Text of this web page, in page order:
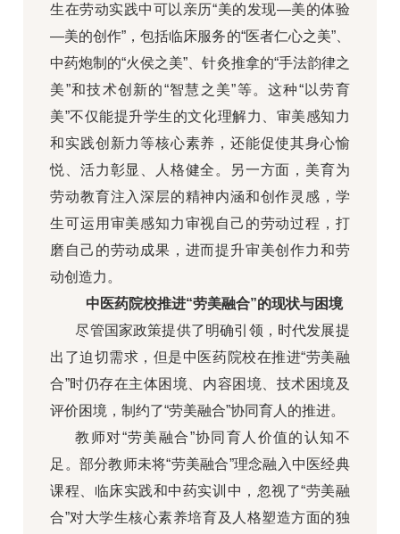
生在劳动实践中可以亲历“美的发现—美的体验
—美的创作”，包括临床服务的“医者仁心之美”、
中药炮制的“火侯之美”、针灸推拿的“手法韵律之
美”和技术创新的“智慧之美”等。这种“以劳育
美”不仅能提升学生的文化理解力、审美感知力
和实践创新力等核心素养，还能促使其身心愉
悦、活力彰显、人格健全。另一方面，美育为
劳动教育注入深层的精神内涵和创作灵感，学
生可运用审美感知力审视自己的劳动过程，打
磨自己的劳动成果，进而提升审美创作力和劳
动创造力。
中医药院校推进“劳美融合”的现状与困境
尽管国家政策提供了明确引领，时代发展提
出了迫切需求，但是中医药院校在推进“劳美融
合”时仍存在主体困境、内容困境、技术困境及
评价困境，制约了“劳美融合”协同育人的推进。
教师对“劳美融合”协同育人价值的认知不
足。部分教师未将“劳美融合”理念融入中医经典
课程、临床实践和中药实训中，忽视了“劳美融
合”对大学生核心素养培育及人格塑造方面的独